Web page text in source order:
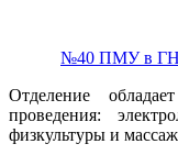
№40 ПМУ в
Отделение
проведения:
физкультуры и